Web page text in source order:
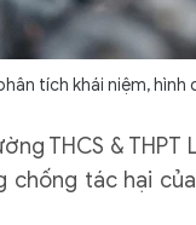
tích khái niệm,
THCS &
chống tác hại